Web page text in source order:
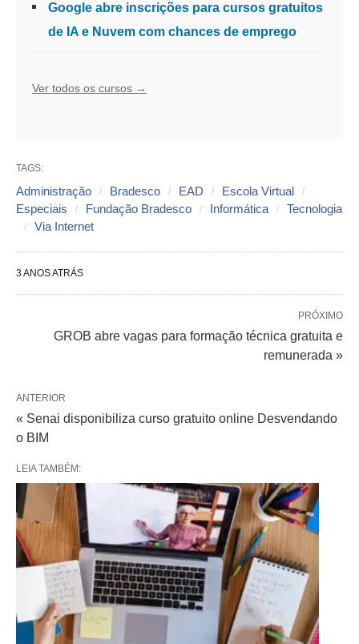
Google abre inscrições para cursos gratuitos
de IA e Nuvem com chances de emprego
Ver todos os cursos →
TAGS:
Administração Bradesco EAD
Escola Virtual
Especiais
Fundação Bradesco Informática
Tecnologia
Via Internet
3 ANOS ATRÁS
PRÓXIMO
GROB abre vagas para formação técnica gratuita e
remunerada »
ANTERIOR
« Senai disponibiliza curso gratuito online Desvendando
o BIM
LEIA TAMBÉM: